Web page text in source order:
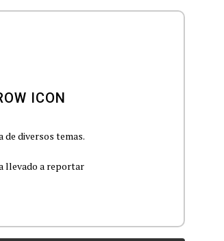
de diversos temas.
llevado a reportar